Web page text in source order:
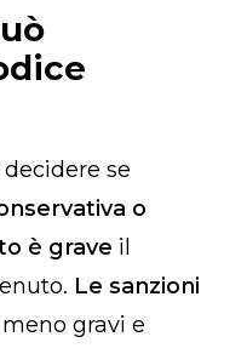
se
o
è grave il
Le sanzioni
gravi e